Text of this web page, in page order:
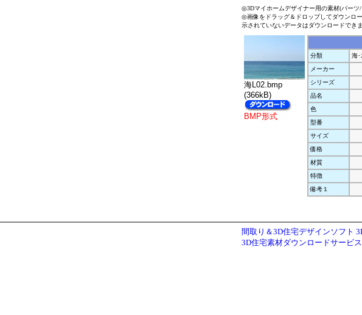
◎3Dマイホームデザイナー用の素材(パーツ
◎画像をドラッグ＆ドロップしてダウンロ
示されていないデータはダウンロードできま
海L02.bmp
(366kB)
BMP形式
分類
海･
メーカー
シリーズ
品名
色
型番
サイズ
価格
材質
特徴
備考１
間取り＆3D住宅デザインソフト
3D住宅素材ダウンロードサービ